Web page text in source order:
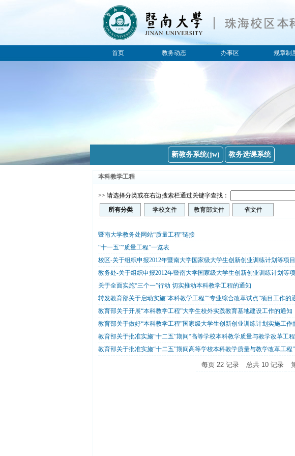
首页 教务动态 办事区 规章制
实践教
教学质
排课选
新教务系统(jw) 教务选课系统
本科教学工程
>> 请选择分类或在右边搜索栏通过关键字查找：
所有分类
学校文件 教育部文件 省文件
暨南大学教务处网站“质量工程”链接
“十一五”“质量工程”一览表
校区-关于组织申报2012年暨南大学国家级大学生创新创业训练计划等项
教务处-关于组织申报2012年暨南大学国家级大学生创新创业训练计划等
关于全面实施“三个一”行动 切实推动本科教学工程的通知
转发教育部关于启动实施“本科教学工程”“专业综合改革试点”项目工作的
教育部关于开展“本科教学工程”大学生校外实践教育基地建设工作的通知
教育部关于做好“本科教学工程”国家级大学生创新创业训练计划实施工作
教育部关于批准实施“十二五”期间“高等学校本科教学质量与教学改革工
教育部关于批准实施“十二五”期间高等学校本科教学质量与教学改革工程
每页 22 记录 总共 10 记录